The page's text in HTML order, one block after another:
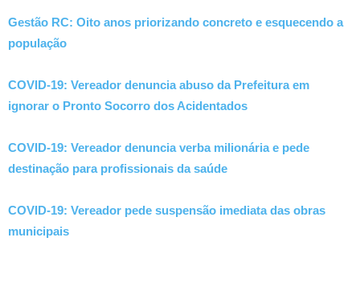
Gestão RC: Oito anos priorizando concreto e esquecendo a
população
COVID-19: Vereador denuncia abuso da Prefeitura em
ignorar o Pronto Socorro dos Acidentados
COVID-19: Vereador denuncia verba milionária e pede
destinação para profissionais da saúde
COVID-19: Vereador pede suspensão imediata das obras
municipais